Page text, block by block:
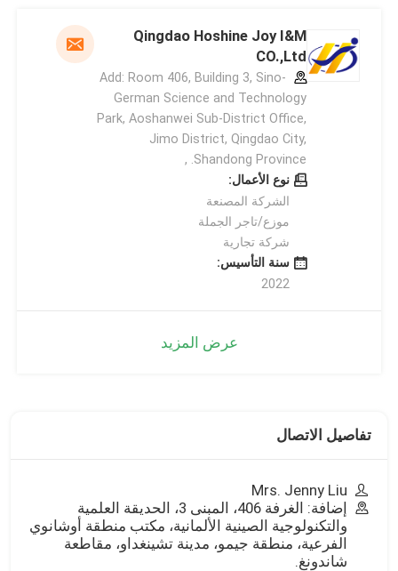
Qingdao Hoshine Joy I&M
CO.,Ltd
Add: Room 406, Building 3, Sino-
German Science and Technology
Park, Aoshanwei Sub-District Office,
Jimo District, Qingdao City,
Shandong Province. ,
نوع الأعمال:
الشركة المصنعة
موزع/تاجر الجملة
شركة تجارية
سنة التأسيس:
2022
عرض المزيد
تفاصيل الاتصال
Mrs. Jenny Liu
إضافة: الغرفة 406، المبنى 3، الحديقة العلمية
والتكنولوجية الصينية الألمانية، مكتب منطقة أوشانوي
الفرعية، منطقة جيمو، مدينة تشينغداو، مقاطعة
شاندونغ.